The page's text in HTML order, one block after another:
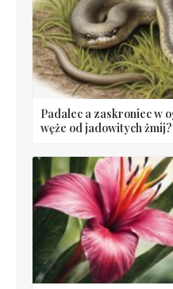
Padalec a zaskroniec w
węże od jadowitych żmij?